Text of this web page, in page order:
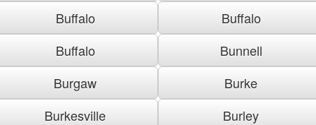
Buffalo
Buffalo
Buffalo
Bunnell
Burgaw
Burke
Burkesville
Burley